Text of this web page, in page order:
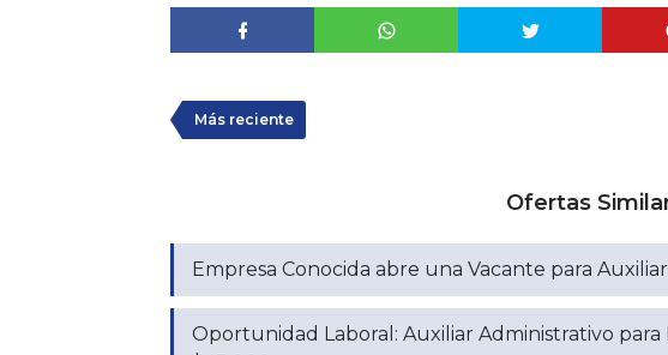
Más reciente
Ofertas
Empresa Conocida abre una Vacante para
Oportunidad Laboral: Auxiliar Administrativo para